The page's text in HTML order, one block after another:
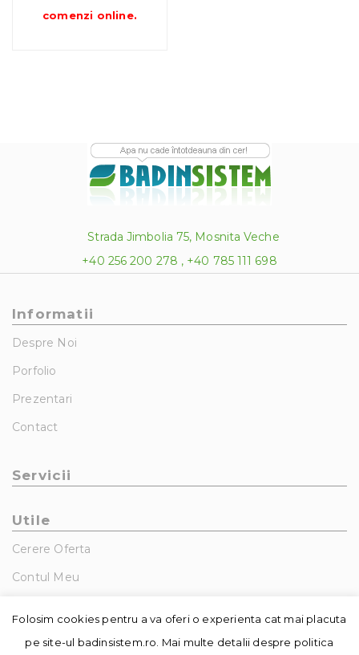
comenzi online.
Strada Jimbolia 75, Mosnita Veche
+40 256 200 278 , +40 785 111 698
Informatii
Despre Noi
Porfolio
Prezentari
Contact
Servicii
Utile
Cerere Oferta
Contul Meu
Folosim cookies pentru a va oferi o experienta cat mai placuta
pe site-ul badinsistem.ro. Mai multe detalii despre politica